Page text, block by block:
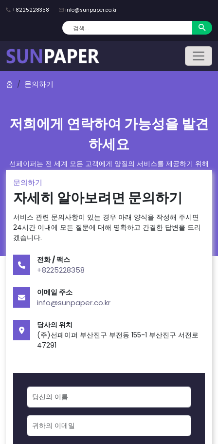
+8225228358 info@sunpaper.co.kr
홈 문의하기
저희에게 연락하여 가능성을 발견
하세요
선페이퍼는 전 세계 모든 고객에게 양질의 서비스를 제공하기 위해
고 최신 시장 동향과 뉴스를 최신 상태로 유지할 수 있도록 최선을 다
하고 있습니다.
문의하기
자세히 알아보려면 문의하기
서비스 관련 문의사항이 있는 경우 아래 양식을 작성해 주시면
24시간 이내에 모든 질문에 대해 명확하고 간결한 답변을 드리
겠습니다.
전화 / 팩스
+8225228358
이메일 주소
info@sunpaper.co.kr
당사의 위치
(주)선페이퍼 부산진구 부전동 155-1 부산진구 서전로
47291